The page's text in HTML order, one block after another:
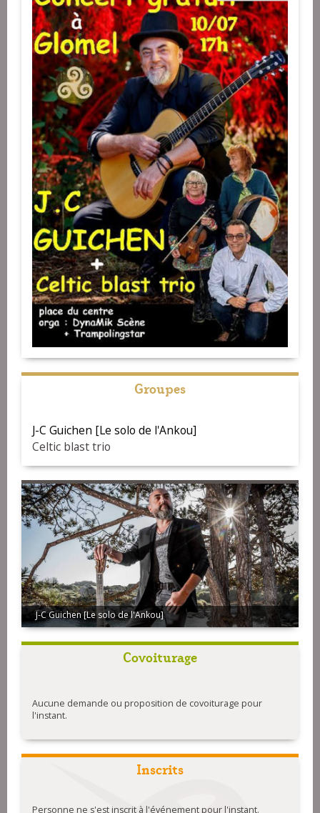
Groupes
J-C Guichen [Le solo de l'Ankou]
Celtic blast trio
J-C Guichen [Le solo de l'Ankou]
Covoiturage
Aucune demande ou proposition de covoiturage pour
l'instant.
Inscrits
Personne ne s'est inscrit à l'événement pour l'instant.